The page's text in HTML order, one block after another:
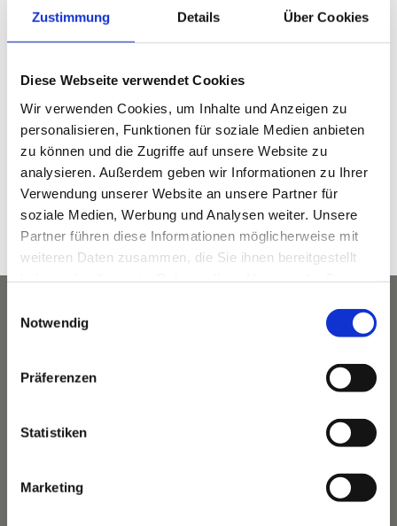
Zustimmung Details Über Cookies
Diese Webseite verwendet Cookies
Wir verwenden Cookies, um Inhalte und Anzeigen zu
personalisieren, Funktionen für soziale Medien anbieten
zu können und die Zugriffe auf unsere Website zu
analysieren. Außerdem geben wir Informationen zu Ihrer
Verwendung unserer Website an unsere Partner für
soziale Medien, Werbung und Analysen weiter. Unsere
Partner führen diese Informationen möglicherweise mit
weiteren Daten zusammen, die Sie ihnen bereitgestellt
Notwendig
Präferenzen
Statistiken
Marketing
Staudacher
DETAILS
Datum:
Juli 1, 2023
Veranstaltungskategorie:
Wandern